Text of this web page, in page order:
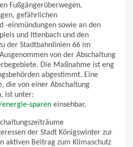
Fußgängerüberwegen,
gefährlichen
-einmündungen sowie an den
und Ittenbach und den
der Stadtbahnlinien 66 im
von der Abschaltung
Die Maßnahme ist eng
abgestimmt. Eine
die von einer Abschaltung
ist unter:
sparen einsehbar.
der Stadt Königswinter zur
aktiven Beitrag zum Klimaschutz